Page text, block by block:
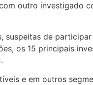
outro investigado
suspeitas de participar
os 15 principais
e em outros